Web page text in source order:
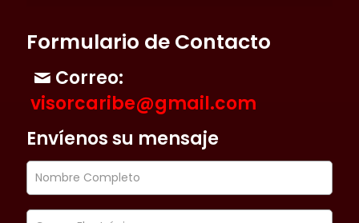
Formulario de Contacto
Correo:
visorcaribe@gmail.com
Envíenos su mensaje